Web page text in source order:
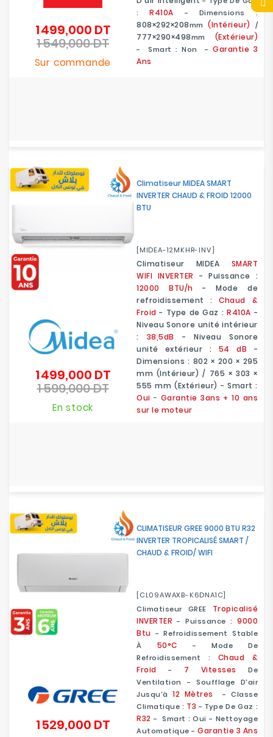
:R410A - Dimensions :
808×292×208Mm(Intérieur) /
777×290×498Mm (Extérieur)
- Smart : Non - Garantie 3
Ans
1 499,000 DTPrix
1 549,000 DTPrix
Sur commande
Climatiseur MIDEA SMART
INVERTER CHAUD & FROID 12000
BTU
[MIDEA-12MKHR-INV]
Climatiseur MIDEA
SMART
WIFI INVERTER
- Puissance :
12000 BTU/h - Mode de
refroidissement :Chaud &
Froid - Type de Gaz :R410A -
Niveau Sonore unité intérieur
: 38,5dB - Niveau Sonore
unité extérieur : 54 dB -
Dimensions : 802 × 200 × 295
mm (Intérieur) / 765 × 303 ×
555 mm (Extérieur) - Smart :
Oui - Garantie 3ans + 10 ans
sur le moteur
1 499,000 DTPrix
1 599,000 DTPrix
En stock
CLIMATISEUR GREE 9000 BTU R32
INVERTER TROPICALISÉ SMART /
CHAUD & FROID/ WIFI
[CL09AWAXB-K6DNA1C]
Climatiseur GREE Tropicalisé
INVERTER- Puissance : 9000
Btu - Refroidissement Stable
À 50°C - Mode De
Refroidissement : Chaud &
Froid - 7 Vitesses
De
Ventilation - Soufflage D'air
Jusqu'à12 Mètres
- Classe
Climatique : T3 - Type De Gaz :
R32 - Smart : Oui - Nettoyage
Automatique - Garantie 3 Ans
1 529,000 DTPrix